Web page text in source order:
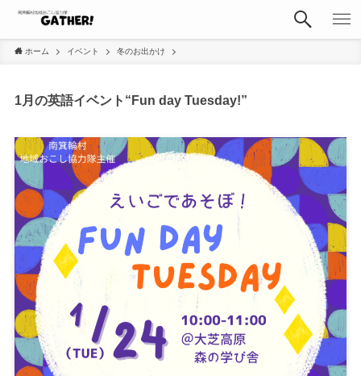
ホーム イベント 冬のお出かけ
1月の英語イベント“Fun day Tuesday!”